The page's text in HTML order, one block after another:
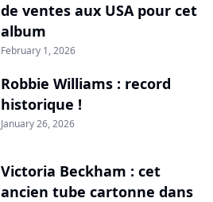
de ventes aux USA pour cet
album
February 1, 2026
Robbie Williams : record
historique !
January 26, 2026
Victoria Beckham : cet
ancien tube cartonne dans